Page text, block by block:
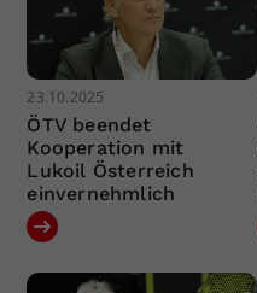
23.10.2025
ÖTV beendet
Kooperation mit
Lukoil Österreich
einvernehmlich